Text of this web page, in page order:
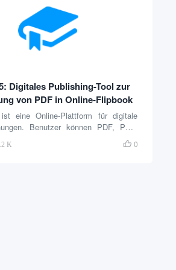
E-Commerce und Biomedizin
Modell funktioniert durch Vor...
Digitales Publishing-Tool zur
von PDF in Online-Flipbook
ist eine Online-Plattform für digitale
Benutzer können PDF, PPT,
in interaktive Daumenkinos
Es ist geeignet für die Erstellung von
K  0